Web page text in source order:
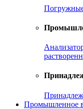
Погружные
Промышленное